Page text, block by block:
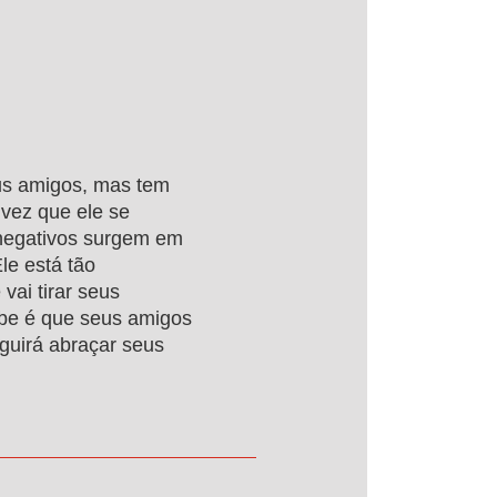
amigos, mas tem
que ele se
surgem em
está tão
vai tirar seus
é que seus amigos
abraçar seus